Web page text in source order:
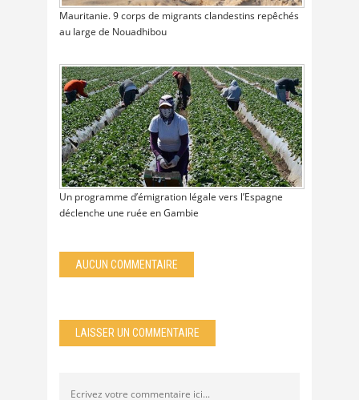
Mauritanie. 9 corps de migrants clandestins repêchés
au large de Nouadhibou
Un programme d’émigration légale vers l’Espagne
déclenche une ruée en Gambie
AUCUN COMMENTAIRE
LAISSER UN COMMENTAIRE